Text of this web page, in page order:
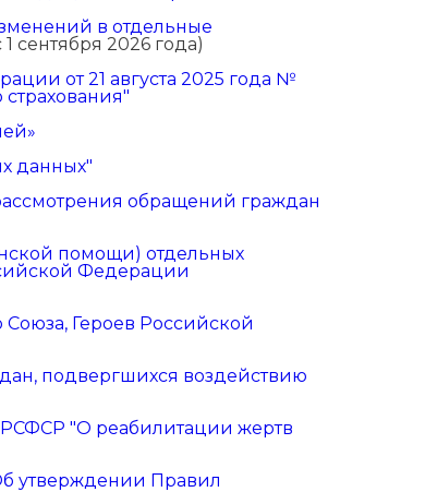
в отдельные
1 сентября 2026 года)
от 21 августа 2025 года №
данных"
обращений граждан
помощи) отдельных
Федерации
Союза, Героев Российской
подвергшихся воздействию
"О реабилитации жертв
утверждении Правил